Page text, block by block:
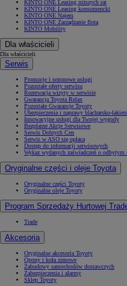
KINTO ONE Leasing niższych rat
KINTO ONE Leasing konsumencki
KINTO ONE Najem
KINTO ONE Zarządzanie flotą
KINTO Mobility
Dla właścicieli
Dla właścicieli
Serwis
Promocje i sezonowe usługi
Pozostałe oferty serwisu
Rezerwacja wizyty w serwisie
Gwarancja Toyota Relax
Pozostałe Gwarancje Toyoty
Ubezpieczenia i naprawy blacharsko-
Innowacyjne usługi dla Twojej wygody
Bezpłatne Akcje Serwisowe
Serwis Dobrych Cen
Serwis w ASO się opłaca
Dostęp do informacji serwisowych
Wykaz wydanych zaświadczeń o
Oryginalne części i oleje Toyota
Oryginalne części Toyoty
Oryginalne oleje Toyoty
Program Sprzedaży Hurtowej
Trade
Akcesoria
Oryginalne akcesoria Toyoty
Opony i koła zimowe
Zabudowy samochodów dostawczych
Zabezpieczenia i alarmy
Sklep Toyoty